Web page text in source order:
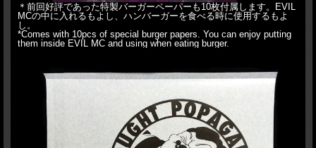
＊前回好評であった特製バーガーペーパーも10枚付属します。EVIL
MCの中に入れるもよし、ハンバーガーを食べる時に使用するもよ
し。
*Comes with 10pcs of special burger papers. You can enjoy putting
them inside EVIL MC and using when eating burger.